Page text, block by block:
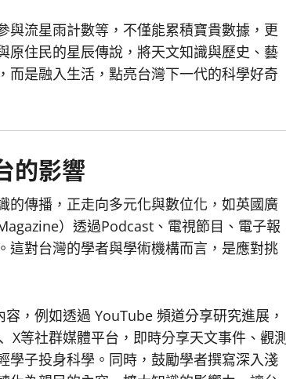
與流星雨計數等，不僅能累積寶貴數據，更
原住民的星辰傳說，將天文知識與歷史、藝
而是融入生活，點亮台灣下一代的科學好奇
的影響
的傳播，正走向多元化與數位化，如英國廣
）透過Podcast、電視節目、電子報
這對台灣的學者與學術機構而言，是應對挑
，例如透過 YouTube 頻道分享研究進展，
X等社群媒體平台，即時分享天文事件、觀
學子投身科學。同時，鼓勵學者撰寫深入淺